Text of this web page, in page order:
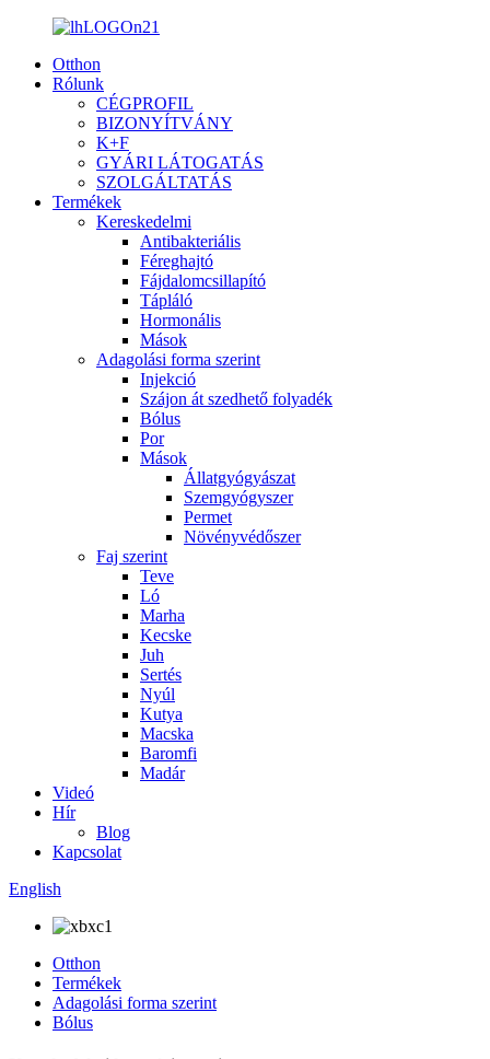
Otthon
Rólunk
CÉGPROFIL
BIZONYÍTVÁNY
K+F
GYÁRI LÁTOGATÁS
SZOLGÁLTATÁS
Termékek
Kereskedelmi
Antibakteriális
Féreghajtó
Fájdalomcsillapító
Tápláló
Hormonális
Mások
Adagolási forma szerint
Injekció
Szájon át szedhető folyadék
Bólus
Por
Mások
Állatgyógyászat
Szemgyógyszer
Permet
Növényvédőszer
Faj szerint
Teve
Ló
Marha
Kecske
Juh
Sertés
Nyúl
Kutya
Macska
Baromfi
Madár
Videó
Hír
Blog
Kapcsolat
English
Otthon
Termékek
Adagolási forma szerint
Bólus